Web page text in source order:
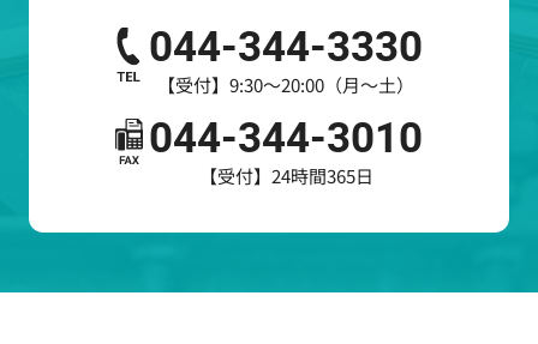
044-344-3330
【受付】9:30～20:00（月～土）
044-344-3010
【受付】24時間365日